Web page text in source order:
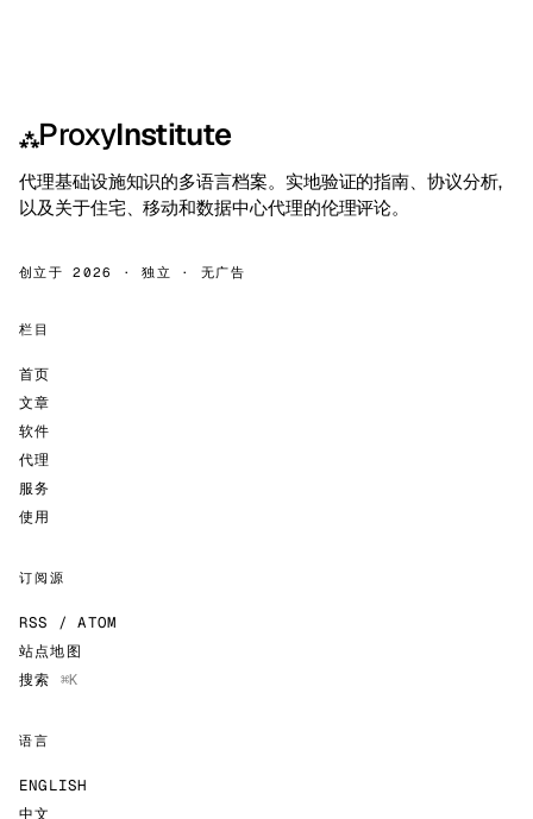
⁂ProxyInstitute
代理基础设施知识的多语言档案。实地验证的指南、协议分析,
以及关于住宅、移动和数据中心代理的伦理评论。
创立于 2026 · 独立 · 无广告
栏目
首页
文章
软件
代理
服务
使用
订阅源
RSS / ATOM
站点地图
搜索 ⌘K
语言
ENGLISH
中文